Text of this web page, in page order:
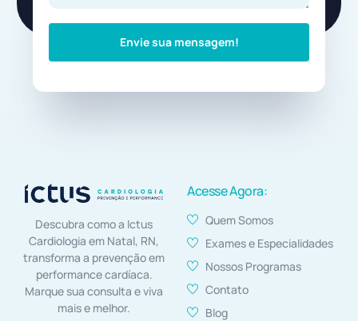
Envie sua mensagem!
Descubra como a Ictus
Cardiologia em Natal, RN,
transforma a prevenção em
performance cardíaca.
Marque sua consulta e viva
mais e melhor.
Acesse Agora:
Quem Somos
Exames e Especialidades
Nossos Programas
Contato
Blog